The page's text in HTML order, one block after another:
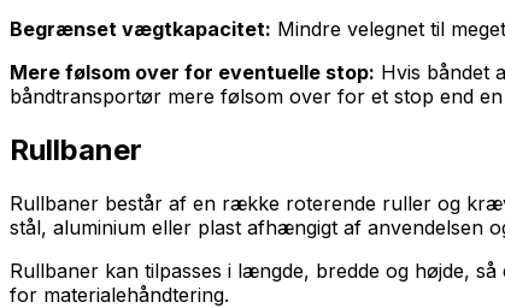
Begrænset vægtkapacitet: Mindre velegnet til
Mere følsom over for eventuelle stop: Hvis båndet
båndtransportør mere følsom over for et stop end
Rullbaner
Rullbaner består af en række roterende ruller og
stål, aluminium eller plast afhængigt af anvendelsen
Rullbaner kan tilpasses i længde, bredde og højde,
for materialehåndtering.